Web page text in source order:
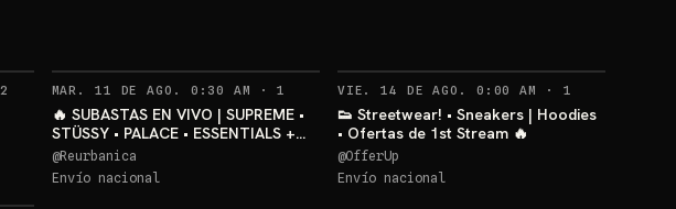
RECORDATORIOS
MAR. 11 DE AGO. 0:30 AM ·1 RECORDATORIOS
🔥 SUBASTAS EN VIVO | SUPREME •
STÜSSY • PALACE • ESSENTIALS +
MÁS
@Reurbanica
Envío nacional
VIE. 14 DE AGO. 0:00 AM · 1
👟 Streetwear! • Sneakers | Hoodies
• Ofertas de 1st Stream 🔥
@OfferUp
Envío nacional